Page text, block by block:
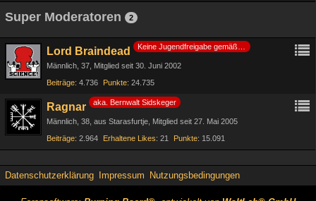
Super Moderatoren 2
Lord Braindead
Männlich 37 Mitglied seit 30. Juni 2002
Beiträge 4.736 Punkte 24.735
Ragnar aka. Bernwalt Sidskeger
Männlich 38 aus Starasfurtje Mitglied seit 27. Mai 2005
Beiträge 2.964 Erhaltene Likes 21 Punkte 15.091
Datenschutzerklärung Impressum Nutzungsbedingungen